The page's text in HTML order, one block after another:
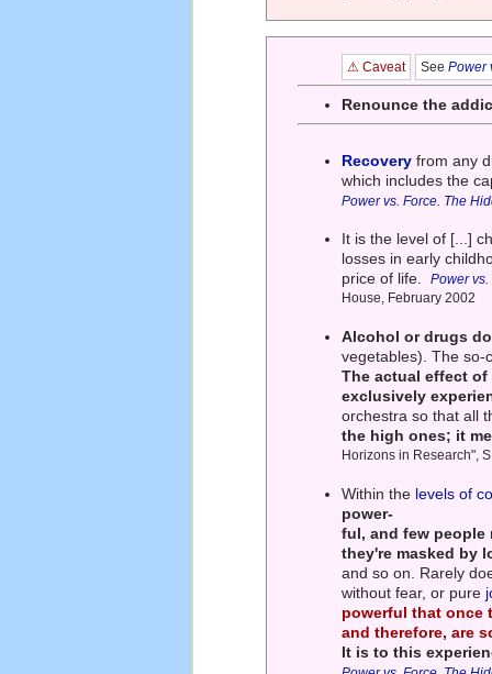
⚠ Caveat SeePower
Renounce the
Recovery from any
which includes the
Power vs. Force. The
It is the level of [...]
losses in early
price of life.
Power
House, February 2002
Alcohol or drugs
vegetables). The so-
The actual effect
exclusively
orchestra so that all
the high ones; it
Horizons in Research",
Within the levels of
power-
ful, and few people
they're masked by
and so on. Rarely
without fear, or pure
powerful that once
and therefore, are
It is to this